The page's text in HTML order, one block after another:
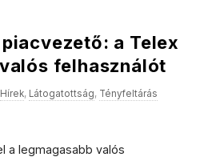
a Telex
felhasználót
Hírek, Látogatottság, Tényfeltárás
a legmagasabb valós